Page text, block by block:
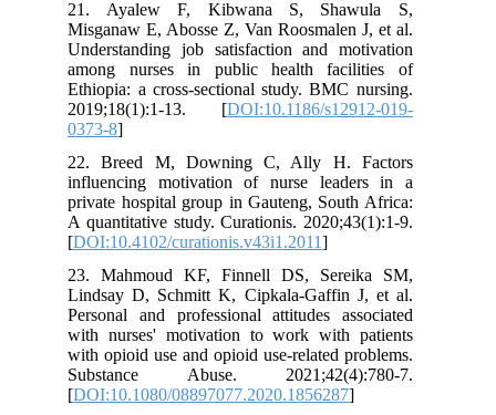
21. Ayalew F, Kibwana S, Shawula S,
Misganaw E, Abosse Z, Van Roosmalen J, et al.
Understanding job satisfaction and motivation
among nurses in public health facilities of
Ethiopia: a cross-sectional study. BMC nursing.
2019;18(1):1-13. [DOI:10.1186/s12912-019-
0373-8
22. Breed M, Downing C, Ally H. Factors
influencing motivation of nurse leaders in a
private hospital group in Gauteng, South Africa:
A quantitative study. Curationis. 2020;43(1):1-9.
[DOI:10.4102/curationis.v43i1.2011
23. Mahmoud KF, Finnell DS, Sereika SM,
Lindsay D, Schmitt K, Cipkala-Gaffin J, et al.
Personal and professional attitudes associated
with nurses' motivation to work with patients
with opioid use and opioid use-related problems.
Substance Abuse. 2021;42(4):780-7.
[DOI:10.1080/08897077.2020.1856287